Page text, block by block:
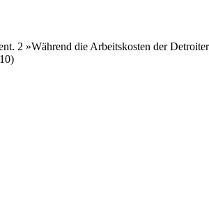
2 »Während die Arbeitskosten der